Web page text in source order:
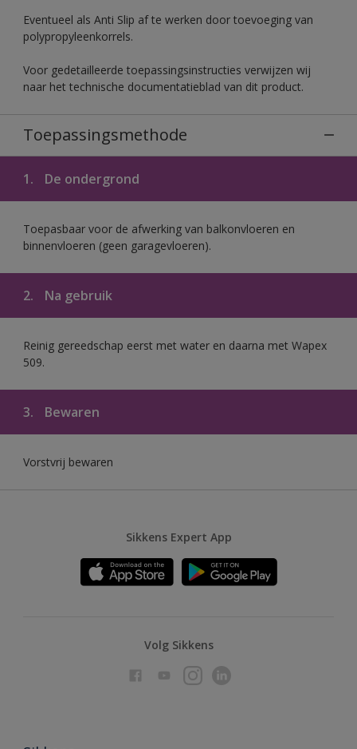
Eventueel als Anti Slip af te werken door toevoeging van
polypropyleenkorrels.
Voor gedetailleerde toepassingsinstructies verwijzen wij
naar het technische documentatieblad van dit product.
Toepassingsmethode
1. De ondergrond
Toepasbaar voor de afwerking van balkonvloeren en
binnenvloeren (geen garagevloeren).
2. Na gebruik
Reinig gereedschap eerst met water en daarna met Wapex
509.
3. Bewaren
Vorstvrij bewaren
Sikkens Expert App
Volg Sikkens